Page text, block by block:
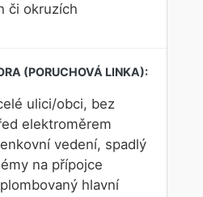
či okruzích
ulici/obci, bez
elektroměrem
vedení, spadlý
na přípojce
hlavní